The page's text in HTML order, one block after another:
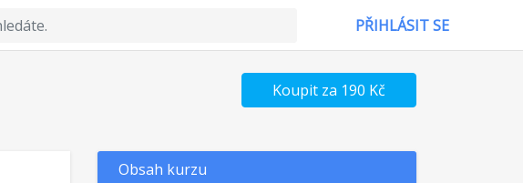
PŘIHLÁSIT SE
Koupit za 190 Kč
Obsah kurzu